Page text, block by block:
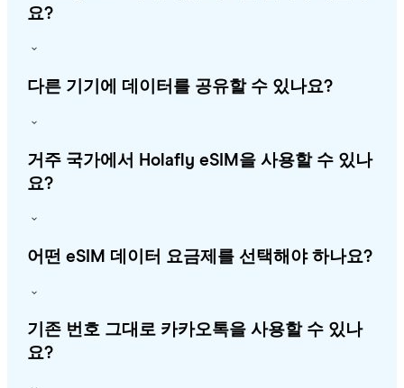
요?
다른 기기에 데이터를 공유할 수 있나요?
거주 국가에서 Holafly eSIM을 사용할 수 있나
요?
어떤 eSIM 데이터 요금제를 선택해야 하나요?
기존 번호 그대로 카카오톡을 사용할 수 있나
요?